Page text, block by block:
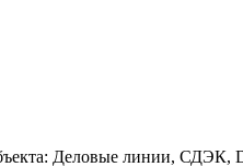
Деловые линии, СДЭК,